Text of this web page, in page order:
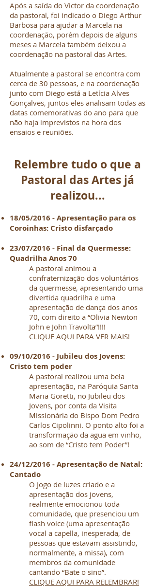
Após a saída do Victor da coordenação
da pastoral, foi indicado o Diego Arthur
Barbosa para ajudar a Marcela na
coordenação, porém depois de alguns
meses a Marcela também deixou a
coordenação na pastoral das Artes.
Atualmente a pastoral se encontra com
cerca de 30 pessoas, e na coordenação
junto com Diego está a Letícia Alves
Gonçalves, juntos eles analisam todas as
datas comemorativas do ano para que
não haja imprevistos na hora dos
ensaios e reuniões.
Relembre tudo o que a
Pastoral das Artes já
realizou...
18/05/2016 - Apresentação para os
Coroinhas: Cristo disfarçado
23/07/2016 - Final da Quermesse:
Quadrilha Anos 70
A pastoral animou a
confraternização dos voluntários
da quermesse, apresentando uma
divertida quadrilha e uma
apresentação de dança dos anos
70, com direito a “Olivia Newton
John e John Travolta”!!!!
CLIQUE AQUI PARA VER MAIS!
09/10/2016 - Jubileu dos Jovens:
Cristo tem poder
A pastoral realizou uma bela
apresentação, na Paróquia Santa
Maria Goretti, no Jubileu dos
Jovens, por conta da Visita
Missionária do Bispo Dom Pedro
Carlos Cipolinni. O ponto alto foi a
transformação da agua em vinho,
ao som de “Cristo tem Poder”!
24/12/2016 - Apresentação de Natal:
Cantado
O Jogo de luzes criado e a
apresentação dos jovens,
realmente emocionou toda
comunidade, que presenciou um
flash voice (uma apresentação
vocal a capella, inesperada, de
pessoas que estavam assistindo,
normalmente, a missa), com
membros da comunidade
cantando “Bate o sino”.
CLIQUE AQUI PARA RELEMBRAR!